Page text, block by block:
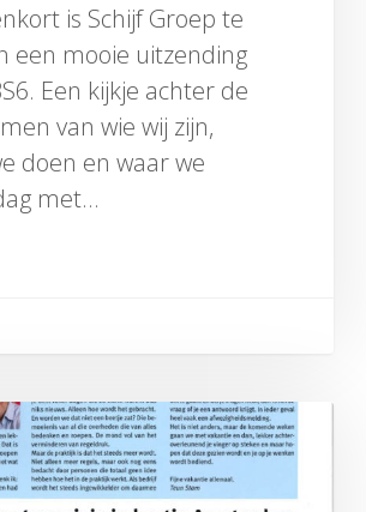
is Schijf Groep te
een mooie uitzending
Een kijkje achter de
van wie wij zijn,
doen en waar we
met…